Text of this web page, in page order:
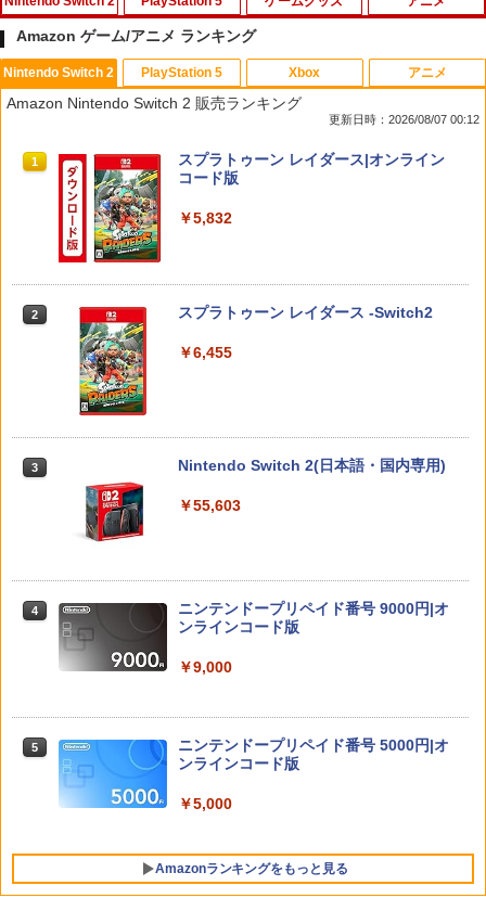
1
PlayVital 新型Switch2対応 親指グリッ
プキャップ 4個セット ジョイコン対応シ
リコン素材 快適フィット スイッチ2対応
￥990
貼り付け キット カバー Switch 2 本体
可 透明 ブルーライト カット 99％ FIRM
全保証】 Nintendo Switch2 保護フィル
フィルム OVER`s オーバーズ TP01
￥1,380
ダース [BEE-P-AADLA NSW2 スプラト
ゥ-ン レイダ-ス]
5
【メール便発送】【新品】任天堂 Ninte
ndo Switch 2 ゲームソフト スプラトゥ
ーン レイダース
1
PS5 縦置きスタンド PlayStation5 / PS5
Slim / PS5 Pro 用 縦置き スタンド 円形
安定感UP ブラック ブルー シルバー グ
【メール便】 | プレーステーション プレ
イステーション プレステ プレステ5 プレ
2 グランツーリスモ7 PS5版
￥3,779
3
ソニー・インタラクティブエンタテイン
通常版 [ECJS-00035 PS5 マーベルス
￥3,980
Marvel's Spider-Man 2
首都高バトル / Tokyo Xtreme Racer
￥6,480
1
【中古】 この世界の片隅に ブックレッ
ト付 / 片渕須直 / バンダイビジュアル [Bl
u-ray]【メール便送料無料】【最短翌日
￥1,243
￥5,780
￥8,044
ルアイドルクラブ Bloom Garden Part
y』(特装限定版)【Blu-ray】 [ 矢立肇 ]
【楽天ブックス限定連動購入特典+楽天
ブックス限定先着特典+他】ゴールデン
カムイ 第十五巻(初回限定版)【Blu-ra
製サイン入り複製原画セット+原作者・
野田サトル描き下ろし最終章OP／ED絵
￥10,780
Amazon ゲーム/アニメ ランキング
Nintendo Switch 2
Amazon Nintendo Switch 2 販売ランキング
更新日時：2026/08/07 00:12
1
スプラトゥーン レイダース|オンライン
コード版
￥5,832
2 スプラトゥーン レイダース -Switch2
￥6,455
3 Nintendo Switch 2(日本語・国内専用)
￥55,603
4
ニンテンドープリペイド番号 9000円|オ
ンラインコード版
￥9,000
5
ニンテンドープリペイド番号 5000円|オ
ンラインコード版
￥5,000
Amazonランキングをもっと見る
PlayStation 5 Xbox アニメ